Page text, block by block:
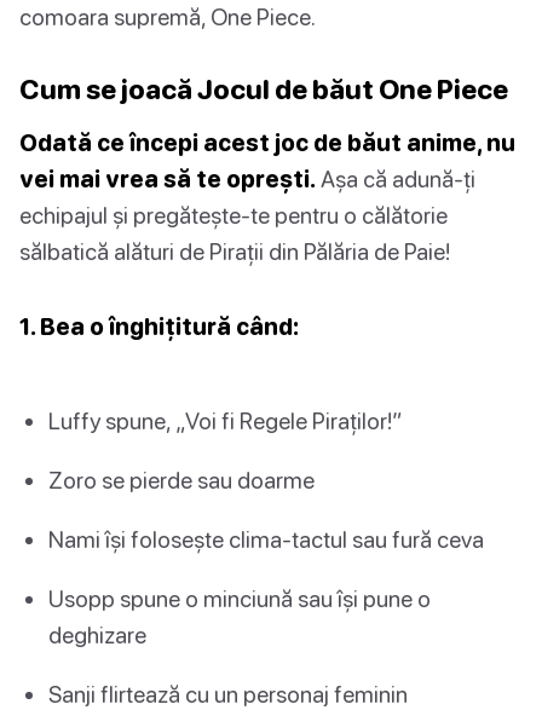
comoara supremă, One Piece.
Cum se joacă Jocul de băut One Piece
Odată ce începi acest joc de băut anime, nu
vei mai vrea să te oprești. Așa că adună-ți
echipajul și pregătește-te pentru o călătorie
sălbatică alături de Pirații din Pălăria de Paie!
1. Bea o înghițitură când:
Luffy spune, „Voi fi Regele Piraților!”
Zoro se pierde sau doarme
Nami își folosește clima-tactul sau fură ceva
Usopp spune o minciună sau își pune o
deghizare
Sanji flirtează cu un personaj feminin